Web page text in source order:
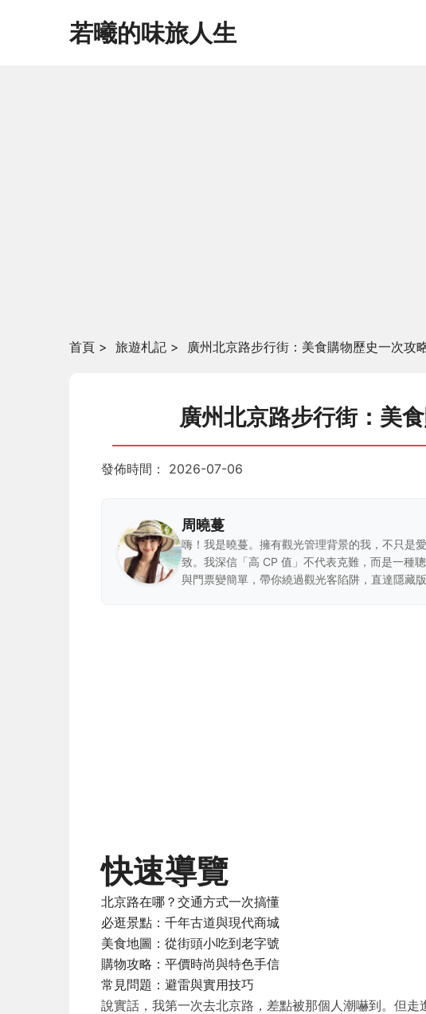
若曦的味旅人生
首頁 > 旅遊札記 > 廣州北京路步行街：美食購物歷史一次攻
廣州北京路步行街：美
發佈時間： 2026-07-06
周曉蔓
嗨！我是曉蔓。擁有觀光管理背景的我，不只是
致。我深信「高 CP 值」不代表克難，而是一種
與門票變簡單，帶你繞過觀光客陷阱，直達隱藏
快速導覽
北京路在哪？交通方式一次搞懂
必逛景點：千年古道與現代商城
美食地圖：從街頭小吃到老字號
購物攻略：平價時尚與特色手信
常見問題：避雷與實用技巧
說實話，我第一次去北京路，差點被那個人潮嚇到。但